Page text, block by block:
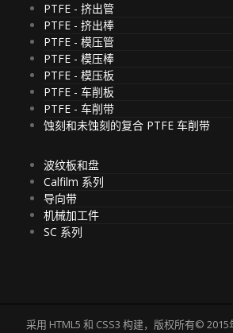
PTFE - 挤出管
PTFE - 挤出棒
PTFE - 模压管
PTFE - 模压棒
PTFE - 模压板
PTFE - 车削板
PTFE - 车削带
蚀刻和未蚀刻的复合 PTFE 车削带
波纹板和盘
Calfilm 系列
导向带
机械加工件
SC 系列
采用 HTML5 和 CSS3 构建，版权所有©